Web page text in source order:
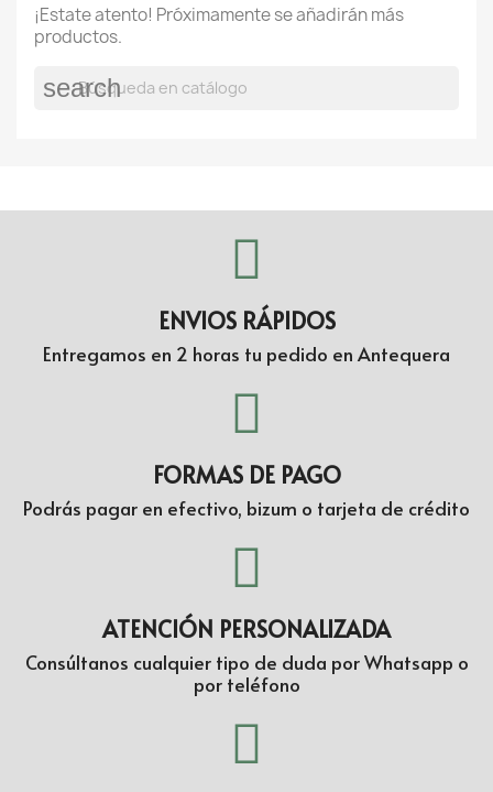
¡Estate atento! Próximamente se añadirán más
productos.
search
ENVIOS RÁPIDOS
Entregamos en 2 horas tu pedido en Antequera
FORMAS DE PAGO
Podrás pagar en efectivo, bizum o tarjeta de crédito
ATENCIÓN PERSONALIZADA
Consúltanos cualquier tipo de duda por Whatsapp o
por teléfono